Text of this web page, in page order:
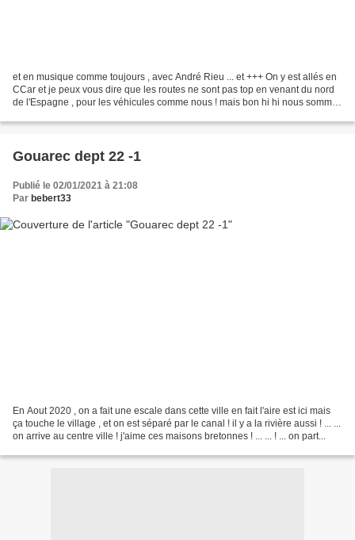
et en musique comme toujours , avec André Rieu ... et +++ On y est allés en
CCar et je peux vous dire que les routes ne sont pas top en venant du nord
de l'Espagne , pour les véhicules comme nous ! mais bon hi hi nous sommes
Gouarec dept 22 -1
Publié le 02/01/2021 à 21:08
Par bebert33
En Aout 2020 , on a fait une escale dans cette ville en fait l'aire est ici mais
ça touche le village , et on est séparé par le canal ! il y a la rivière aussi ! ... ...
on arrive au centre ville ! j'aime ces maisons bretonnes ! ... ... ! ... on part...